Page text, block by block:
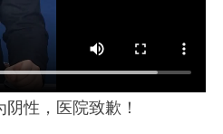
性，医院致歉！